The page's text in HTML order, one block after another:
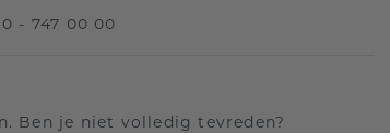
- 747 00 00
Ben je niet volledig tevreden?